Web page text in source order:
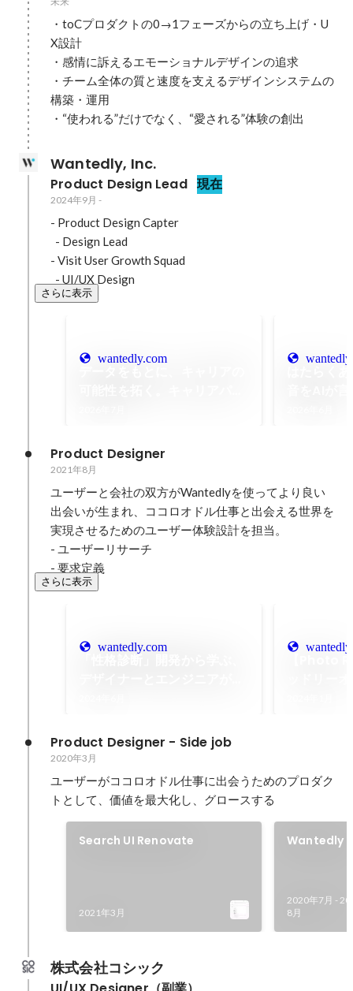
・toCプロダクトの0→1フェーズからの立ち上げ・U
X設計
・感情に訴えるエモーショナルデザインの追求
・チーム全体の質と速度を支えるデザインシステムの
構築・運用
・“使われる”だけでなく、“愛される”体験の創出
Wantedly, Inc.
Product Design Lead 現在
2024年9月 -
- Product Design Capter
- Visit User Growth Squad
  - UI/UX Design
さらに表示
wantedly.com
Product Designer
2021年8月
ユーザーと会社の双方がWantedlyを使ってより良い
出会いが生まれ、ココロオドル仕事と出会える世界を
実現させるためのユーザー体験設計を担当。
- ユーザーリサーチ
- 要求定義
さらに表示
wantedly.com
Product Designer - Side job
2020年3月
ユーザーがココロオドル仕事に出会うためのプロダク
トとして、価値を最大化し、グロースする
Search UI Renovate
2021年3月
Wantedly
2020年7月 -
8月
株式会社コシック